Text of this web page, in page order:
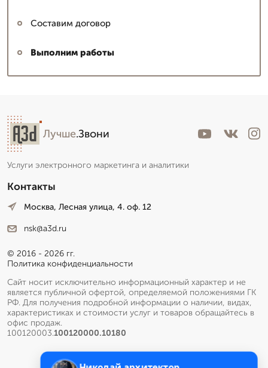
Составим договор
Выполним работы
Лучше.Звони
Услуги электронного маркетинга и аналитики
Контакты
Москва, Лесная улица, 4. оф. 12
nsk@a3d.ru
© 2016 - 2026 гг.
Политика конфиденциальности
Сайт носит исключительно информационный характер и не
является публичной офертой, определяемой положениями ГК
РФ. Для получения подробной информации о наличии, видах,
характеристиках и стоимости услуг и товаров обращайтесь в
офис продаж.
100120003.100120000.10180